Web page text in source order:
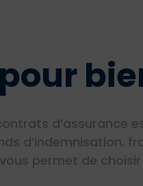
d’assurance
d’indemnisation,
permet de